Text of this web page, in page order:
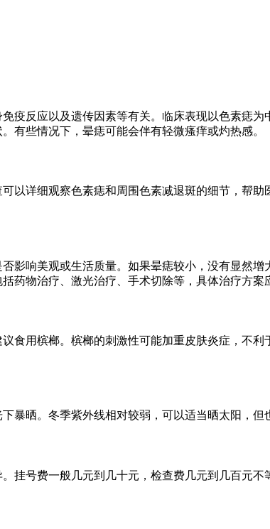
疫反应以及遗传因素等有关。临床表现以色素痣
有些情况下，晕痣可能会伴有轻微瘙痒或灼热感。
以详细观察色素痣和周围色素减退斑的细节，帮
影响美观或生活质量。如果晕痣较小，没有显然
药物治疗、激光治疗、手术切除等，具体治疗方案
食用槟榔。槟榔的刺激性可能加重皮肤炎症，不
暴晒。冬季紫外线相对较弱，可以适当晒太阳，但
挂号费一般几元到几十元，检查费几元到几百元